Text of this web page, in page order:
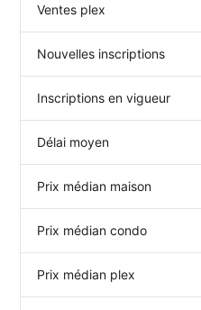
Ventes plex
Nouvelles inscriptions
Inscriptions en vigueur
Délai moyen
Prix médian maison
Prix médian condo
Prix médian plex